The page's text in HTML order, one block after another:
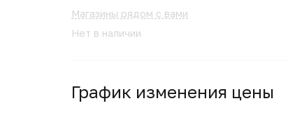
Магазины рядом с вами
Нет в наличии
График изменения цены